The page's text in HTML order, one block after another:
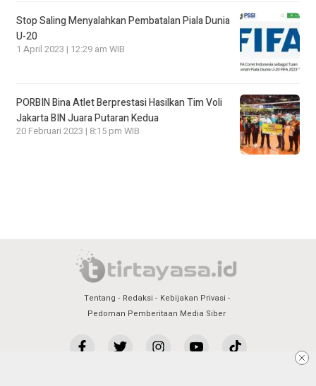
Stop Saling Menyalahkan Pembatalan Piala Dunia
U-20
1 April 2023 | 12:29 am WIB
PORBIN Bina Atlet Berprestasi Hasilkan Tim Voli
Jakarta BIN Juara Putaran Kedua
20 Februari 2023 | 8:15 pm WIB
Tentang Redaksi
Kebijakan Privasi
Pedoman Pemberitaan Media Siber